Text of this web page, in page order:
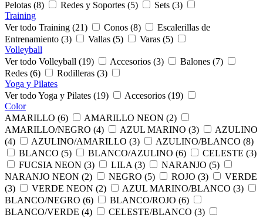
Pelotas (8)
Redes y Soportes (5)
Sets (3)
Training
Ver todo Training (21)
Conos (8)
Escalerillas de
Entrenamiento (3)
Vallas (5)
Varas (5)
Volleyball
Ver todo Volleyball (19)
Accesorios (3)
Balones (7)
Redes (6)
Rodilleras (3)
Yoga y Pilates
Ver todo Yoga y Pilates (19)
Accesorios (19)
Color
AMARILLO (6)
AMARILLO NEON (2)
AMARILLO/NEGRO (4)
AZUL MARINO (3)
AZULINO
(4)
AZULINO/AMARILLO (3)
AZULINO/BLANCO (8)
BLANCO (5)
BLANCO/AZULINO (6)
CELESTE (3)
FUCSIA NEON (3)
LILA (3)
NARANJO (5)
NARANJO NEON (2)
NEGRO (5) ROJO (3)
VERDE
(3)
VERDE NEON (2)
AZUL MARINO/BLANCO (3)
BLANCO/NEGRO (6)
BLANCO/ROJO (6)
BLANCO/VERDE (4)
CELESTE/BLANCO (3)